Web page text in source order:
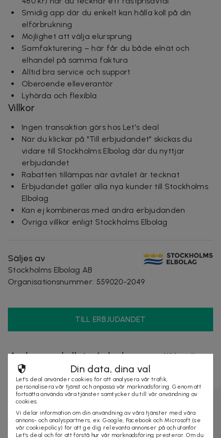
Smidig app där du enkelt kan hålla koll på din
elförbrukning
Möjlighet att välja elursprung
Samfakturering – här får du både elnät och
elhandel på samma faktura
Alltid bra service och support
Oberoende elleverantör
Lyhörda och flexibla
Villkor
Ingen transaktion görs hos Let's deal
När du klickar på "Till erbjudandet" skickas du
vidare till Stockholms Elbolag där du nyttjar
erbjudandet
Rabatten tillämpas när avtalet är tecknat
Erbjudandet gäller alla nya kunder till Stockholms
Elbolag
Kan ej kombineras med andra erbjudanden
Övriga villkor enligt Stockholms Elbolag
Säljes av
Stockholms Elbolag AB
Organisationsnummer: 559020-2049
TILL ERBJUDANDET
Andra som kollat på dealen ovan tittar även
på
Din data, dina val
Let’s deal använder cookies för att analysera vår trafik,
personalisera vår tjänst och anpassa vår marknadsföring. Genom att
fortsätta använda våra tjänster samtycker du till vår användning av
cookies.
Vi delar information om din användning av våra tjänster med våra
annons- och analyspartners, ex. Google, Facebook och Microsoft (se
vår cookiepolicy) för att ge dig relevanta annonser på och utanför
Let’s deal och för att förstå hur vår marknadsföring presterar. Om du